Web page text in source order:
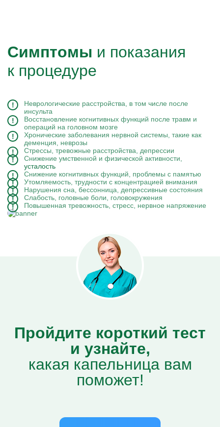
Симптомы и показания
к процедуре
Неврологические расстройства, в том числе после
инсульта
Восстановление когнитивных функций после травм и
операций на головном мозге
Хронические заболевания нервной системы, такие как
деменция, неврозы
Стрессы, тревожные расстройства, депрессии
Снижение умственной и физической активности,
усталость
Снижение когнитивных функций, проблемы с памятью
Утомляемость, трудности с концентрацией внимания
Нарушения сна, бессонница, депрессивные состояния
Слабость, головные боли, головокружения
Повышенная тревожность, стресс, нервное напряжение
Пройдите короткий тест
и узнайте,
какая капельница вам
поможет!